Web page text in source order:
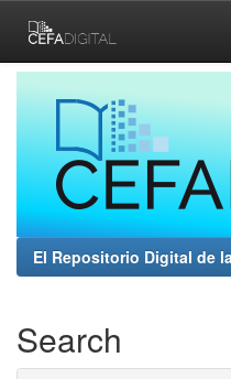
navigation
El Repositorio Digital de
Search